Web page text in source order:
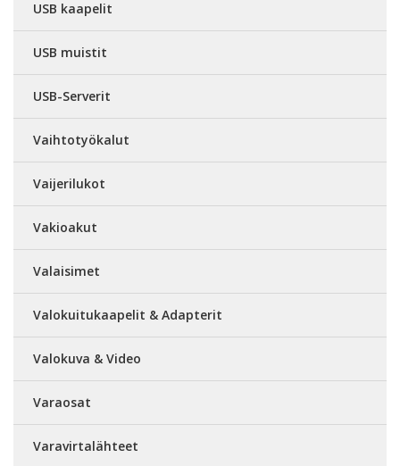
USB kaapelit
USB muistit
USB-Serverit
Vaihtotyökalut
Vaijerilukot
Vakioakut
Valaisimet
Valokuitukaapelit & Adapterit
Valokuva & Video
Varaosat
Varavirtalähteet